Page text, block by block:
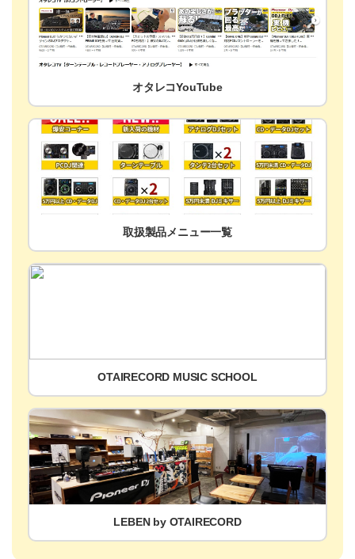
オタレコYouTube
取扱製品メニュー一覧
OTAIRECORD MUSIC SCHOOL
LEBEN by OTAIRECORD